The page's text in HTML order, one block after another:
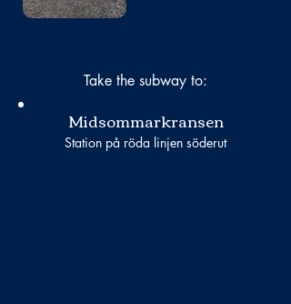
Take the subway to:
Midsommarkransen
Station på röda linjen söderut